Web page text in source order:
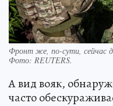
Фронт же, по-сути, сейчас
Фото: REUTERS.
А вид вояк,
часто